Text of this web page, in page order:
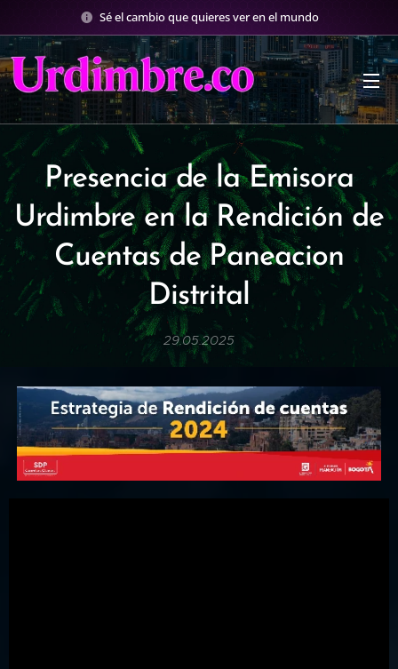
Sé el cambio que quieres ver en el mundo
Presencia de la Emisora
Urdimbre en la Rendición de
Cuentas de Paneacion
Distrital
29.05.2025